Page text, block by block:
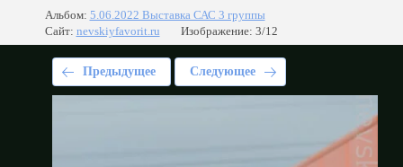
Альбом: 5.06.2022 Выставка САС 3 группы
Сайт: nevskiyfavorit.ru Изображение: 3/12
Предыдущее Следующее